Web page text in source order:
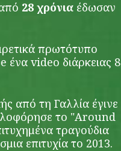
28 χρόνια έδωσαν
πρωτότυπο
video διάρκειας 8
από τη Γαλλία έγινε
το "Around
τραγούδια
επιτυχία το 2013.